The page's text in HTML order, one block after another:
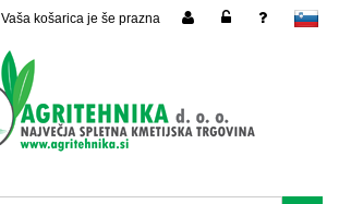
slovensko
Vaša košarica je še prazna